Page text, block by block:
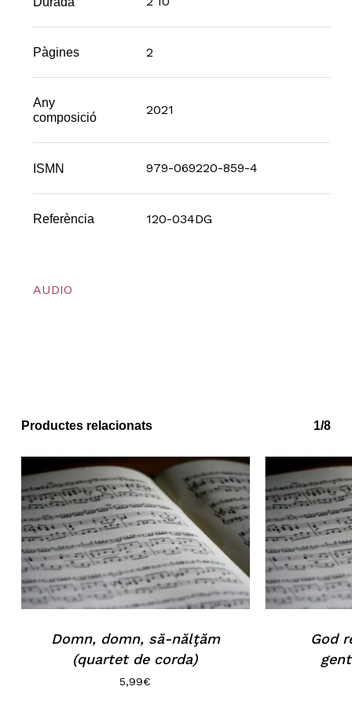
No hi ha productes a la cistella.
Go to shop
Pàgines 2
Any
composició
2021
ISMN 979-069220-859-4
Referència 120-034DG
AUDIO
Productes relacionats 1/8
Domn, domn, să-nălţăm
(quartet de corda)
5,99€
God